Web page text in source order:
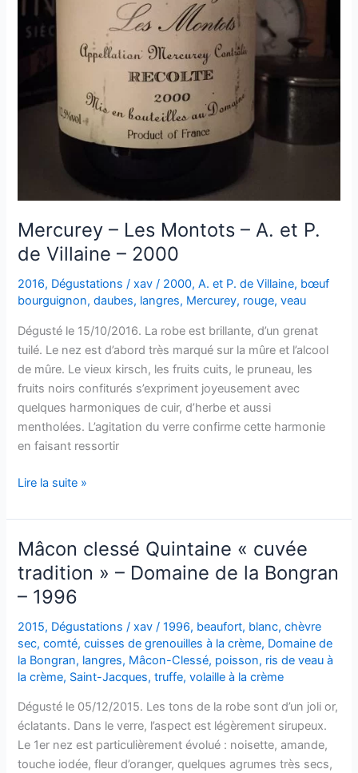
Mercurey – Les Montots – A. et P.
de Villaine – 2000
2016, Dégustations /xav/ 2000,A. et P. de Villaine, bœuf
bourguignon,daubes, langres, Mercurey, rouge,veau
Dégusté le 15/10/2016. La robe est brillante, d’un grenat
tuilé. Le nez est d’abord très marqué sur la mûre et l’alcool
de mûre. Le vieux kirsch, les fruits cuits, le pruneau, les
fruits noirs confiturés s’expriment joyeusement avec
quelques harmoniques de cuir, d’herbe et aussi
mentholées. L’agitation du verre confirme cette harmonie
en faisant ressortir
Mercurey
Les
Montots
–
A.
et
de
Villaine
–
Lire la suite »
Mâcon clessé Quintaine « cuvée
tradition » – Domaine de la Bongran
– 1996
2015, Dégustations /xav/1996, beaufort, blanc,chèvre
sec,comté,cuisses de grenouilles à la crème, Domaine de
la Bongran, langres, Mâcon-Clessé, poisson, ris de veau à
la crème, Saint-Jacques,truffe,volaille à la crème
Dégusté le 05/12/2015. Les tons de la robe sont d’un joli or,
éclatants. Dans le verre, l’aspect est légèrement sirupeux.
Le 1er nez est particulièrement évolué : noisette, amande,
touche iodée, fleur d’oranger, quelques agrumes très secs,